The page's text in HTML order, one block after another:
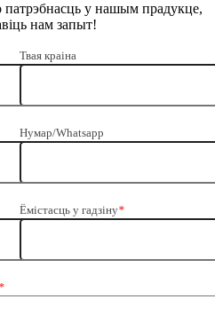
патрэбнасць у нашым прадукце,
нам запыт!
Твая краіна
Нумар/Whatsapp
Ёмістасць у гадзіну*
*